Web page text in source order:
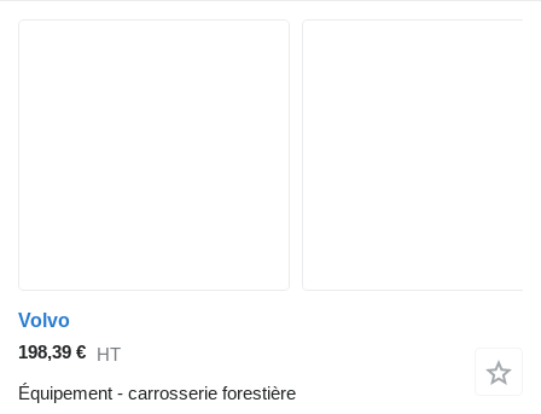
Volvo
198,39 € HT
Équipement - carrosserie forestière